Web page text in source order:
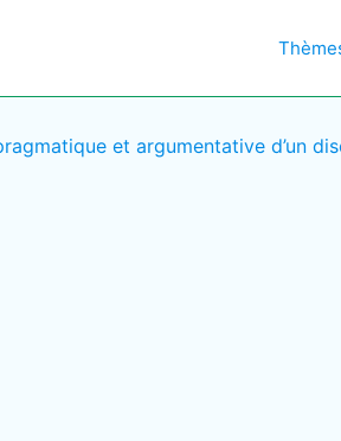
et argumentative d’un